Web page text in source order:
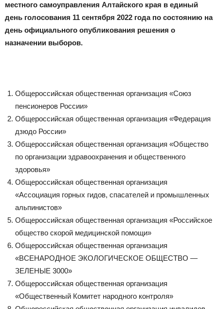
местного самоуправления Алтайского края в единый
день голосования 11 сентября 2022 года по состоянию на
день официального опубликования решения о
назначении выборов.
Общероссийская общественная организация «Союз
пенсионеров России»
Общероссийская общественная организация «Федерация
дзюдо России»
Общероссийская общественная организация «Общество
по организации здравоохранения и общественного
здоровья»
Общероссийская общественная организация
«Ассоциация горных гидов, спасателей и промышленных
альпинистов»
Общероссийская общественная организация «Российское
общество скорой медицинской помощи»
Общероссийская общественная организация
«ВСЕНАРОДНОЕ ЭКОЛОГИЧЕСКОЕ ОБЩЕСТВО —
ЗЕЛЕНЫЕ 3000»
Общероссийская общественная организация
«Общественный Комитет народного контроля»